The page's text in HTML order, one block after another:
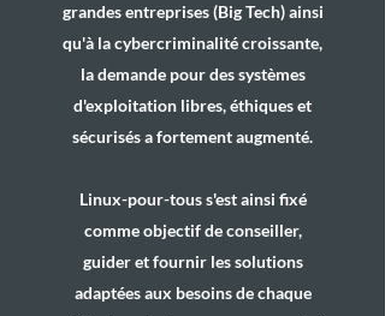
grandes entreprises (Big Tech) ainsi
qu'à la cybercriminalité croissante,
la demande pour des systèmes
d'exploitation libres, éthiques et
sécurisés a fortement augmenté.
Linux-pour-tous s'est ainsi fixé
comme objectif de conseiller,
guider et fournir les solutions
adaptées aux besoins de chaque